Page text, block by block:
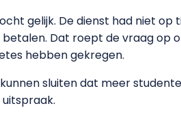
gelijk. De dienst had niet
Dat roept de vraag op
hebben gekregen.
sluiten dat meer